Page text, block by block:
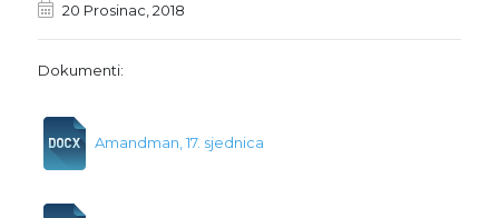
20 Prosinac, 2018
Dokumenti:
Amandman, 17. sjednica